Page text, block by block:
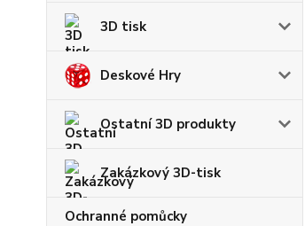
3D tisk
Deskové Hry
Ostatní 3D produkty
Zakázkový 3D-tisk
Ochranné pomůcky